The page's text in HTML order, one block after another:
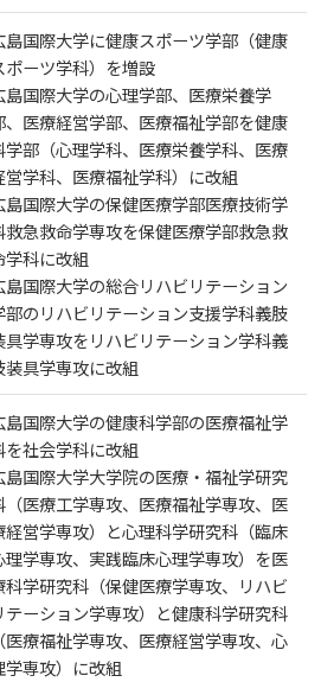
島国際大学に健康スポーツ学部（健康
ポーツ学科）を増設
島国際大学の心理学部、医療栄養学
、医療経営学部、医療福祉学部を健康
学部（心理学科、医療栄養学科、医療
営学科、医療福祉学科）に改組
島国際大学の保健医療学部医療技術学
救急救命学専攻を保健医療学部救急救
学科に改組
島国際大学の総合リハビリテーション
部のリハビリテーション支援学科義肢
具学専攻をリハビリテーション学科義
装具学専攻に改組
島国際大学の健康科学部の医療福祉学
を社会学科に改組
島国際大学大学院の医療・福祉学研究
（医療工学専攻、医療福祉学専攻、医
経営学専攻）と心理科学研究科（臨床
理学専攻、実践臨床心理学専攻）を医
科学研究科（保健医療学専攻、リハビ
テーション学専攻）と健康科学研究科
（医療福祉学専攻、医療経営学専攻、心
学専攻）に改組